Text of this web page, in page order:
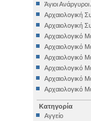
Άγιοι
Αρχαιολογική
Αρχαιολογική
Αρχαιολογικό
Αρχαιολογικό
Αρχαιολογικό
Αρχαιολογικό
Αρχαιολογικό
Αρχαιολογικό
Αρχαιολογικό
Αρχαιολογικό
Κατηγορία
Αγγείο